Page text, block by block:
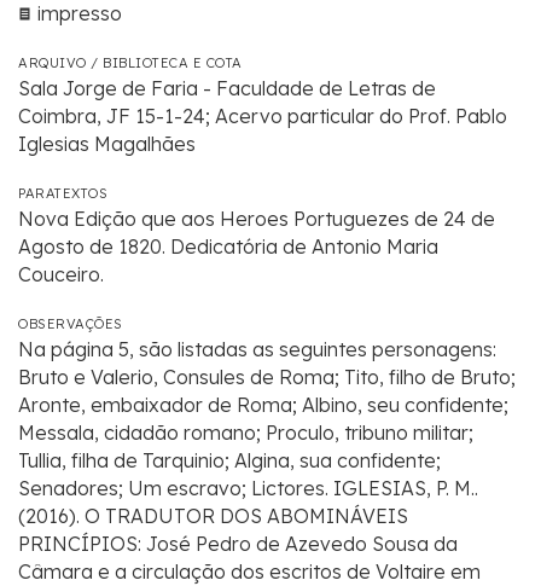
impresso
ARQUIVO / BIBLIOTECA E COTA
Sala Jorge de Faria - Faculdade de Letras de
Coimbra, JF 15-1-24; Acervo particular do Prof. Pablo
Iglesias Magalhães
PARATEXTOS
Nova Edição que aos Heroes Portuguezes de 24 de
Agosto de 1820. Dedicatória de Antonio Maria
Couceiro.
OBSERVAÇÕES
Na página 5, são listadas as seguintes personagens:
Bruto e Valerio, Consules de Roma; Tito, filho de Bruto;
Aronte, embaixador de Roma; Albino, seu confidente;
Messala, cidadão romano; Proculo, tribuno militar;
Tullia, filha de Tarquinio; Algina, sua confidente;
Senadores; Um escravo; Lictores. IGLESIAS, P. M..
(2016). O TRADUTOR DOS ABOMINÁVEIS
PRINCÍPIOS: José Pedro de Azevedo Sousa da
Câmara e a circulação dos escritos de Voltaire em